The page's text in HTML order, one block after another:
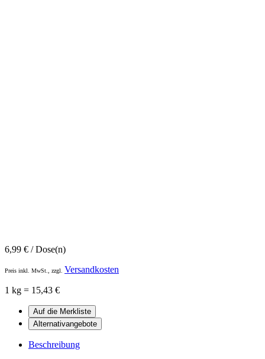
6,99 € / Dose(n)
Preis inkl. MwSt., zzgl. Versandkosten
1 kg = 15,43 €
Beschreibung